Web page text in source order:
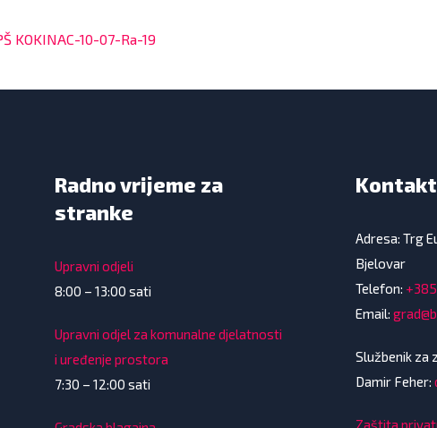
KOKINAC-10-07-Ra-19
Radno vrijeme za
stranke
Upravni odjeli
8:00 – 13:00 sati
Upravni odjel za komunalne djelatnosti
i uređenje prostora
7:30 – 12:00 sati
Kontakt
Adresa: Trg
Bjelovar
Telefon:
Email:
Službenik za
Damir Feher: